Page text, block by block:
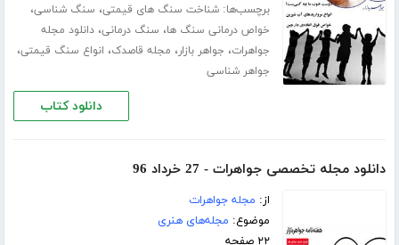
برچسب‌ها:شناخت سنگ های قیمتی، سنگ شناسی،
خواص درمانی سنگ ها، سنگ درمانی،دانلود مجله
جواهرات، جواهر بازار، مجله قاصدک، انواع سنگ قیمتی،
جواهر شناسی
دانلود کتاب
دانلود مجله تخصصی جواهرات - 27 خرداد 96
از: مجله جواهرات
موضوع: مجله‌های هنری
۲۲ صفحه